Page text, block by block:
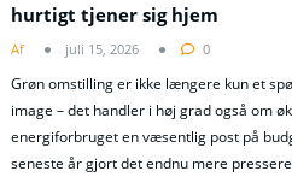
hurtigt tjener sig hjem
Af juli 15, 2026 0
Grøn omstilling er ikke længere kun et
image – det handler i høj grad også om
energiforbruget en væsentlig post på
seneste år gjort det endnu mere